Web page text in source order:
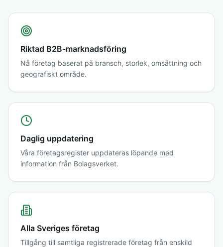
Riktad B2B-marknadsföring
Nå företag baserat på bransch, storlek, omsättning och
geografiskt område.
Daglig uppdatering
Våra företagsregister uppdateras löpande med
information från Bolagsverket.
Alla Sveriges företag
Tillgång till samtliga registrerade företag från enskild